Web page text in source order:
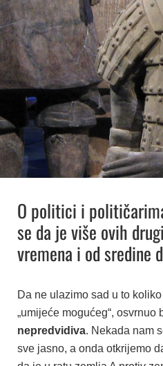
O politici i
se da je više ovih
vremena i od sredine
Da ne ulazimo sad u to
„umijeće mogućeg“, osvrnuo
nepredvidiva. Nekada nam
sve jasno, a onda otkrijemo